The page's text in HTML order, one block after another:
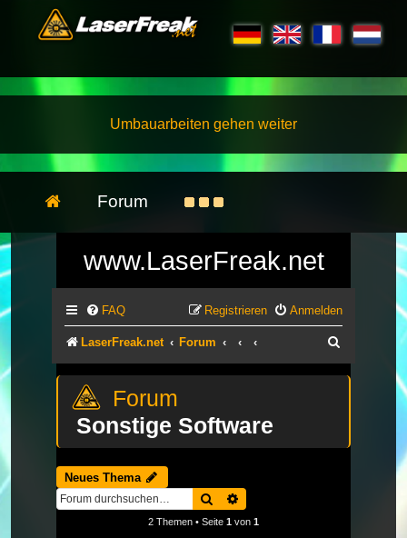
Umbauarbeiten gehen weiter
Forum
www.LaserFreak.net
FAQ Anmelden
Registrieren
LaserFreak.net Forum
Sonstige Software
Neues Thema
Suche
2 Themen • Seite 1 von 1